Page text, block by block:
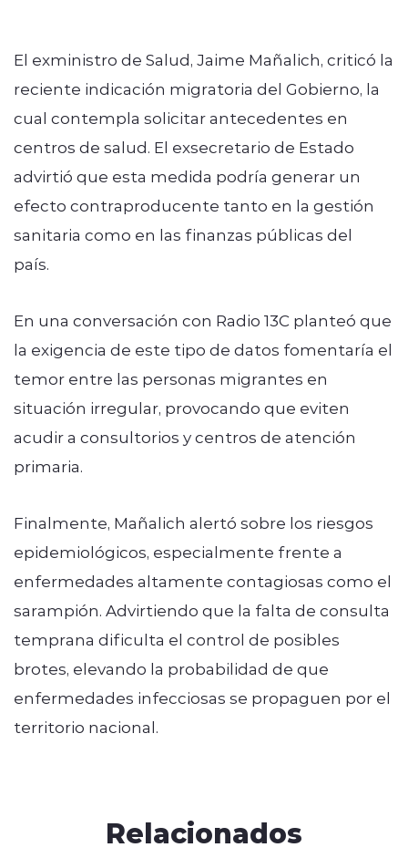
El exministro de Salud, Jaime Mañalich, criticó la
reciente indicación migratoria del Gobierno, la
cual contempla solicitar antecedentes en
centros de salud. El exsecretario de Estado
advirtió que esta medida podría generar un
efecto contraproducente tanto en la gestión
sanitaria como en las finanzas públicas del
país.
En una conversación con Radio 13C planteó que
la exigencia de este tipo de datos fomentaría el
temor entre las personas migrantes en
situación irregular, provocando que eviten
acudir a consultorios y centros de atención
primaria.
Finalmente, Mañalich alertó sobre los riesgos
epidemiológicos, especialmente frente a
enfermedades altamente contagiosas como el
sarampión. Advirtiendo que la falta de consulta
temprana dificulta el control de posibles
brotes, elevando la probabilidad de que
enfermedades infecciosas se propaguen por el
territorio nacional.
Relacionados